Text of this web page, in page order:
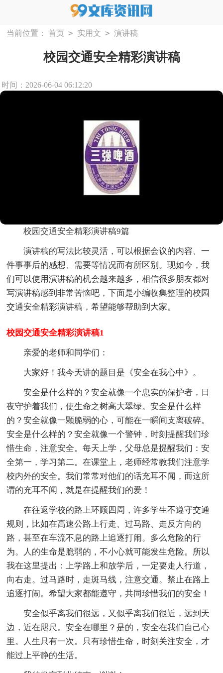
当前位置： 首页 > 实用文 > 演讲稿
校园交通安全精彩演讲稿
时间：2026-06-04 06:12:20
校园交通安全精彩演讲稿9篇
演讲稿的写法比较灵活，可以根据会议的内容、一
件事事后的感想、需要等情况而有所区别。现如今，我
们可以使用演讲稿的机会越来越多，相信很多朋友都对
写演讲稿感到非常苦恼吧，下面是小编收集整理的校园
交通安全精彩演讲稿，希望能够帮助到大家。
校园交通安全精彩演讲稿1
亲爱的老师和同学们：
大家好！我今天讲的题目是《安全在我心中》。
安全是什么样的？安全就像一个忠实的保护者，日
夜守护着我们，使生命之树高大翠绿。安全是什么样
的？安全就像一颗脆弱的心，可能在一瞬间支离破碎。
安全是什么样的？安全就像一个警钟，时刻提醒我们珍
惜生命，注意安全。每天上学，父母总是提醒我们：安
全第一，学习第二。在课堂上，老师经常教我们注意学
校内外的安全。我们常常对他们的话充耳不闻，而这所
谓的充耳不闻，就是在提醒我们的爱！
在往返学校的路上环顾四周，许多学生不遵守交通
规则，比如在高速公路上行走、过马路、走反方向的
路，甚至在车流不息的路上追逐打闹。多么危险的行
为。人的生命是脆弱的，不小心就可能发生危险。所以
我在这里提出：上学路上和放学后，一定要走人行道，
向右走。过马路时，走斑马线，注意交通。禁止在路上
追逐打闹。希望大家都能遵守，共同珍惜我们的安全！
安全似乎离我们很远，又似乎离我们很近，远到天
边，近在咫尺。安全在哪里？是的，安全在我们自己心
里。人生只有一次。只有珍惜生命，时刻关注安全，才
能过上平静的生活。